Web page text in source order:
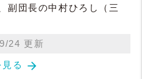
副団長の中村ひろし（三
24 更新
る arrow_forward